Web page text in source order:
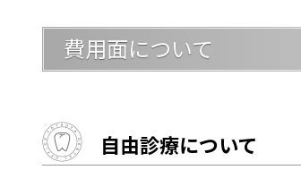
費用面について
自由診療について